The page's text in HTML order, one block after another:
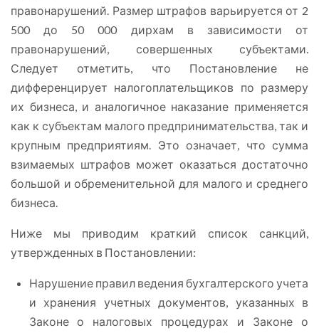
правонарушений. Размер штрафов варьируется от 2
500 до 50 000 дирхам в зависимости от
правонарушений, совершенных субъектами.
Следует отметить, что Постановление не
дифференцирует налогоплательщиков по размеру
их бизнеса, и аналогичное наказание применяется
как к субъектам малого предпринимательства, так и
крупным предприятиям. Это означает, что сумма
взимаемых штрафов может оказаться достаточно
большой и обременительной для малого и среднего
бизнеса.
Ниже мы приводим краткий список санкций,
утвержденных в Постановлении:
Нарушение правил ведения бухгалтерского учета
и хранения учетных документов, указанных в
Законе о налоговых процедурах и Законе о